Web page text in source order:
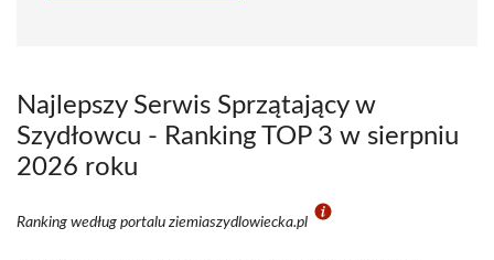
Najlepszy Serwis Sprzątający w
Szydłowcu - Ranking TOP 3 w sierpniu
2026 roku
Ranking według portalu ziemiaszydlowiecka.pl